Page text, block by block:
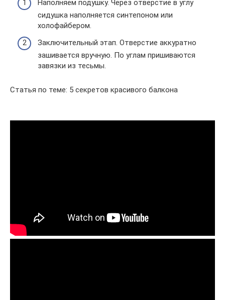
Наполняем подушку. Через отверстие в углу
сидушка наполняется синтепоном или
холофайбером.
Заключительный этап. Отверстие аккуратно
зашивается вручную. По углам пришиваются
завязки из тесьмы.
Статья по теме: 5 секретов красивого балкона